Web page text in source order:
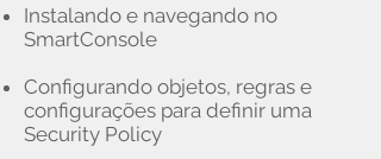
Instalando e navegando no
SmartConsole
Configurando objetos, regras e
configurações para definir uma
Security Policy